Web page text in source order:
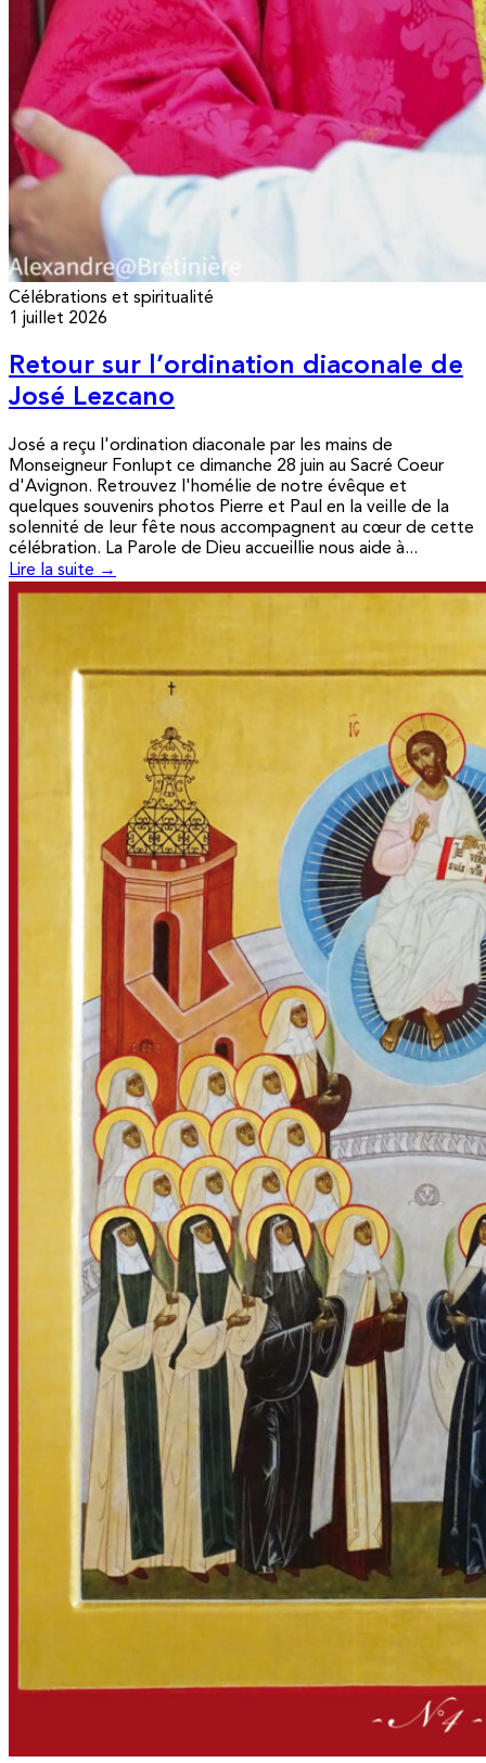
Célébrations et spiritualité
1 juillet 2026
Retour sur l’ordination diaconale de
José Lezcano
José a reçu l'ordination diaconale par les mains de
Monseigneur Fonlupt ce dimanche 28 juin au Sacré Coeur
d'Avignon. Retrouvez l'homélie de notre évêque et
quelques souvenirs photos Pierre et Paul en la veille de la
solennité de leur fête nous accompagnent au cœur de cette
célébration. La Parole de Dieu accueillie nous aide à...
Lire la suite →